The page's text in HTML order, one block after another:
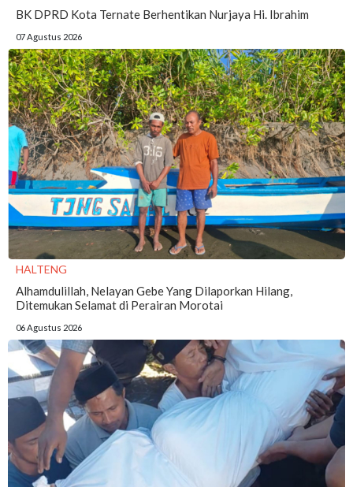
BK DPRD Kota Ternate Berhentikan Nurjaya Hi. Ibrahim
07 Agustus 2026
HALTENG
Alhamdulillah, Nelayan Gebe Yang Dilaporkan Hilang,
Ditemukan Selamat di Perairan Morotai
06 Agustus 2026